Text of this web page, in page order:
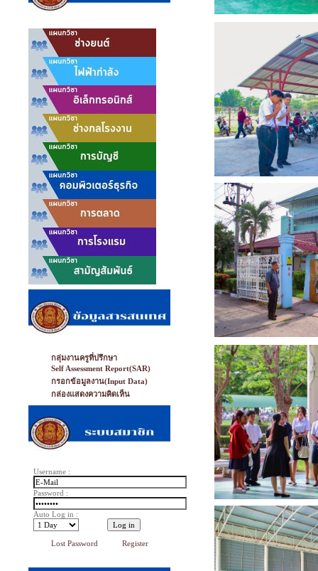
กลุ่มงานครูที่ปรึกษา
Self Assessment Report(SAR)
กรอกข้อมูลงาน(Input Data)
กล่องแสดงความคิดเห็น
Username :
Password :
Auto Log in :
Lost Password Register